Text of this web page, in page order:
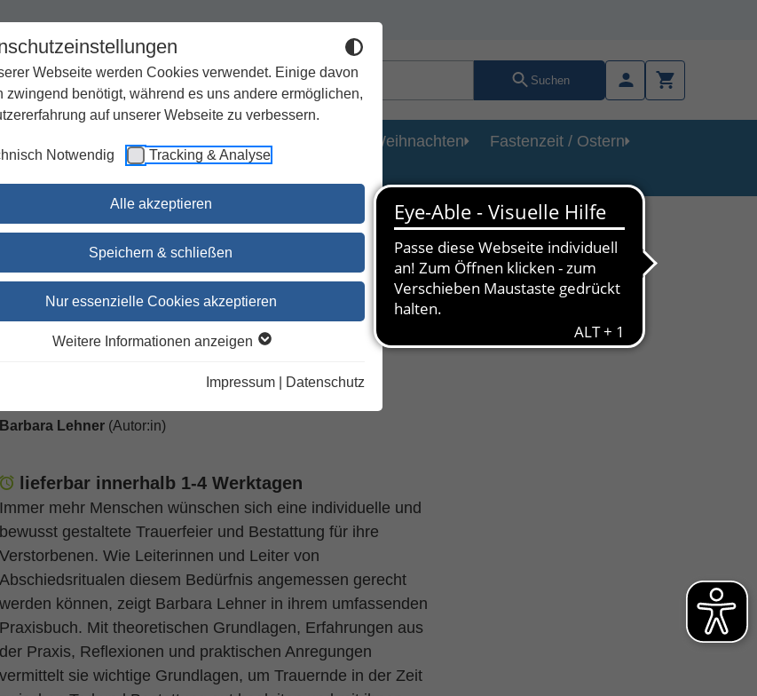
Webseite werden Cookies verwendet. Einige davon
zwingend benötigt, während es uns andere ermöglichen,
auf unserer Webseite zu verbessern.
Notwendig Tracking & Analyse
Alle akzeptieren
Speichern & schließen
Nur essenzielle Cookies akzeptieren
Weitere Informationen anzeigen
Impressum Datenschutz
Suchen
Geschenke Kirchenjahr / Lebensweg Weihnachten
Fastenzeit / Ostern
Trauerfeiern und
Barbara Lehner(Autor:in)
lieferbar innerhalb 1-4 Werktagen
Immer mehr Menschen wünschen sich eine individuelle und
bewusst gestaltete Trauerfeier und Bestattung für ihre
Verstorbenen. Wie Leiterinnen und Leiter von
Abschiedsritualen diesem Bedürfnis angemessen gerecht
werden können, zeigt Barbara Lehner in ihrem umfassenden
Praxisbuch. Mit theoretischen Grundlagen, Erfahrungen aus
der Praxis, Reflexionen und praktischen Anregungen
vermittelt sie wichtige Grundlagen, um Trauernde in der Zeit